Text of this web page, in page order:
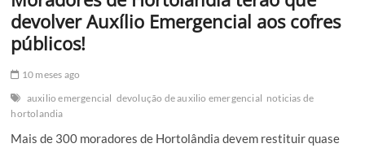
devolver Auxílio Emergencial aos cofres
públicos!
10 meses ago
auxilio emergencial devolução de auxilio emergencial noticias de
hortolandia
Mais de 300 moradores de Hortolândia devem restituir quase